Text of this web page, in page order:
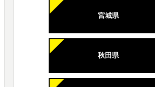
宮城県
秋田県